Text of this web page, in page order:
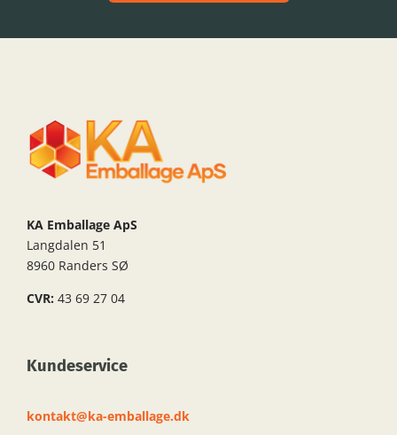
KA Emballage ApS
Langdalen 51
8960 Randers SØ
CVR: 43 69 27 04
Kundeservice
kontakt@ka-emballage.dk